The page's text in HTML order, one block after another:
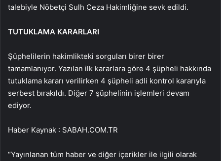
talebiyle Nöbetçi Sulh Ceza Hakimliğine sevk edildi.
TUTUKLAMA KARARLARI
Şüphelilerin hakimlikteki sorguları birer birer
tamamlanıyor. Yazılan ilk kararlara göre 4 şüpheli hakkında
tutuklama kararı verilirken 4 şüpheli adli kontrol kararıyla
serbest bırakıldı. Diğer 7 şüphelinin işlemleri devam
ediyor.
Haber Kaynak : SABAH.COM.TR
“Yayınlanan tüm haber ve diğer içerikler ile ilgili olarak